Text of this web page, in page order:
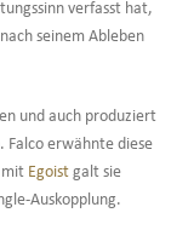
verfasst hat,
seinem Ableben
und auch produziert
Falco erwähnte diese
mit Egoistgalt sie
Auskopplung.